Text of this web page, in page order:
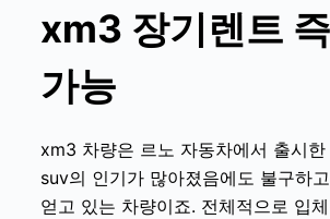
xm3 장기렌트
가능
xm3 차량은 르노 자동차에서 출시
suv의 인기가 많아졌음에도 불구하
얻고 있는 차량이죠. 전체적으로 입